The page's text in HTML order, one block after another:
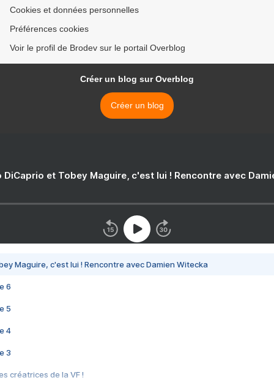
Cookies et données personnelles
Préférences cookies
Voir le profil de Brodev sur le portail Overblog
Créer un blog sur Overblog
Créer un blog
DiCaprio et Tobey Maguire, c'est lui ! Rencontre avec
Maguire, c'est lui ! Rencontre avec Damien Witecka
6
5
4
3
créatrices de la VF !